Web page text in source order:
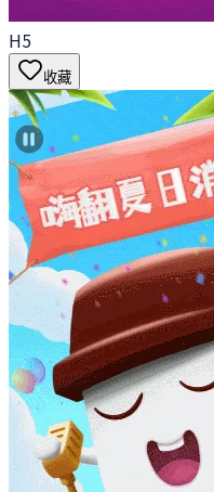
H5
收藏